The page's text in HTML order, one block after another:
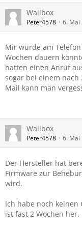
Wallbox
Peter4578 6. Mai
Mir wurde am
Wochen dauern
hatten einen Anruf
sogar bei einem nach
Mail kann man
Wallbox
Peter4578 6. Mai
Der Hersteller hat
Firmware zur
wird.
Ich habe noch
ist fast 2 Wochen her.